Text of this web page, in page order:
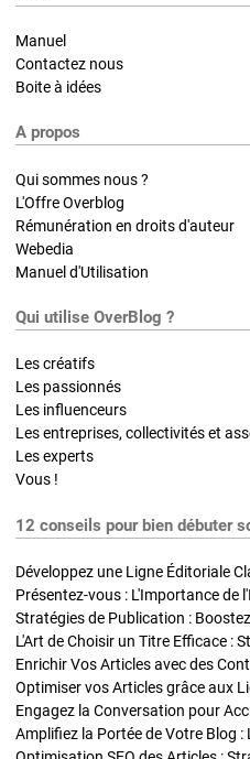
Manuel
Contactez nous
Boite à idées
A propos
Qui sommes nous ?
L'Offre Overblog
Rémunération en droits d'auteur
Webedia
Manuel d'Utilisation
Qui utilise OverBlog ?
Les créatifs
Les passionnés
Les influenceurs
Les entreprises, collectivités et
Les experts
Vous !
12 conseils pour bien débuter
Développez une Ligne Éditoriale
Présentez-vous : L'Importance de
L'Art de Choisir un Titre Efficace :
Optimiser vos Articles grâce aux
Engagez la Conversation pour
Amplifiez la Portée de Votre Blog